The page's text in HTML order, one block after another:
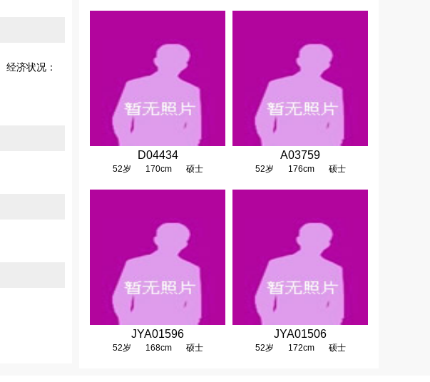
济状况：
D04434
52岁 170cm 硕士
A03759
52岁 176cm 硕士
JYA01596
52岁 168cm 硕士
JYA01506
52岁 172cm 硕士